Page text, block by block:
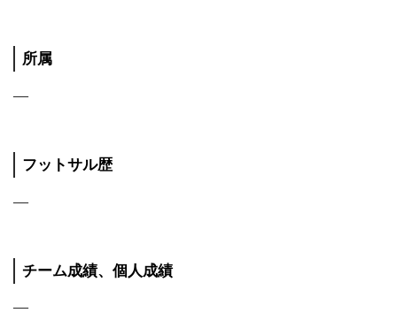
所属
―
フットサル歴
―
チーム成績、個人成績
―